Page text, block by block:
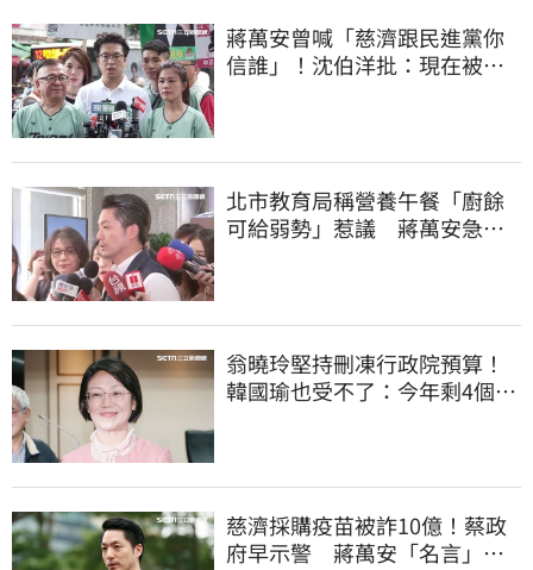
蔣萬安曾喊「慈濟跟民進黨你
信誰」！沈伯洋批：現在被發
北市教育局稱營養午餐「廚餘
可給弱勢」惹議 蔣萬安急
翁曉玲堅持刪凍行政院預算！
韓國瑜也受不了：今年剩4個月
慈濟採購疫苗被詐10億！蔡政
府早示警 蔣萬安「名言」翻